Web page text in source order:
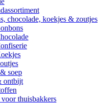
chocolade, koekjes & zoutjes
soep
ontbijt
thuisbakkers